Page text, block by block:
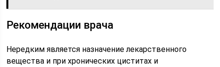
Рекомендации врача
Нередким является назначение лекарственного
вещества и при хронических циститах и